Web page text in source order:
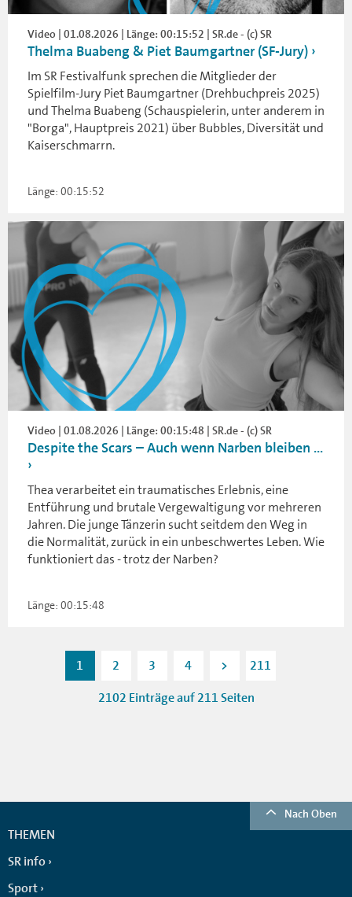
Video | 01.08.2026 | Länge: 00:15:52 | SR.de - (c) SR
Thelma Buabeng & Piet Baumgartner (SF-Jury)
Im SR Festivalfunk sprechen die Mitglieder der
Spielfilm-Jury Piet Baumgartner (Drehbuchpreis 2025)
und Thelma Buabeng (Schauspielerin, unter anderem in
"Borga", Hauptpreis 2021) über Bubbles, Diversität und
Kaiserschmarrn.
Länge: 00:15:52
Video | 01.08.2026 | Länge: 00:15:48 | SR.de - (c) SR
Despite the Scars – Auch wenn Narben bleiben ...
Thea verarbeitet ein traumatisches Erlebnis, eine
Entführung und brutale Vergewaltigung vor mehreren
Jahren. Die junge Tänzerin sucht seitdem den Weg in
die Normalität, zurück in ein unbeschwertes Leben. Wie
funktioniert das - trotz der Narben?
Länge: 00:15:48
1 2 3 4 > 211
2102 Einträge auf 211 Seiten
Nach Oben
THEMEN
SR info
Sport